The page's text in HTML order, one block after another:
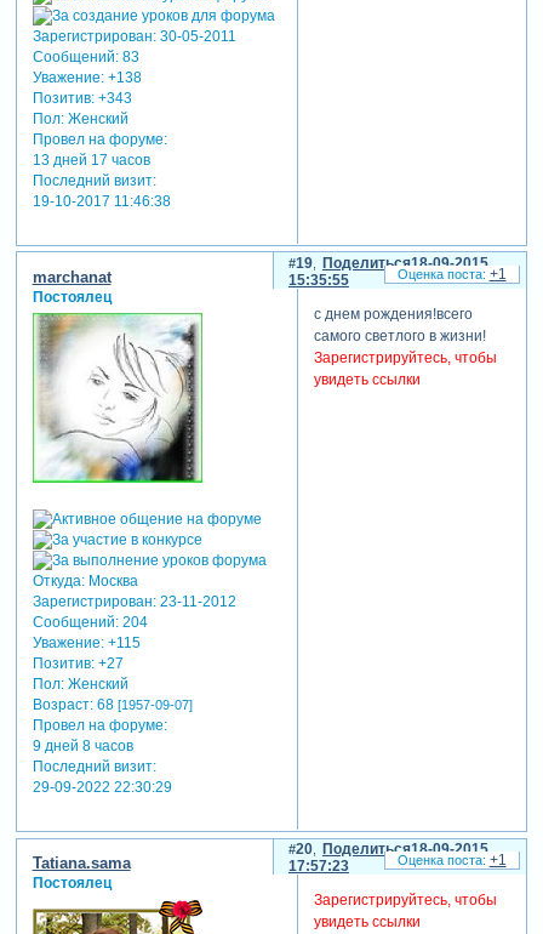
Зарегистрирован: 30-05-2011
Сообщений:83
Уважение: +138
Позитив: +343
Пол:Женский
Провел на форуме:
13 дней 17 часов
Последний визит:
19-10-2017 11:46:38
Поделиться
19
18-09-2015
15:35:55
marchanat
Постоялец
Откуда:Москва
Зарегистрирован: 23-11-2012
Сообщений:204
Уважение: +115
Позитив: +27
Пол:Женский
Возраст:68 [1957-09-07]
Провел на форуме:
9 дней 8 часов
Последний визит:
29-09-2022 22:30:29
с днем рождения!всего
самого светлого в жизни!
Зарегистрируйтесь, чтобы
увидеть ссылки
+1
Поделиться
20
18-09-2015
17:57:23
Tatiana.sama
Постоялец
Зарегистрируйтесь, чтобы
увидеть ссылки
+1